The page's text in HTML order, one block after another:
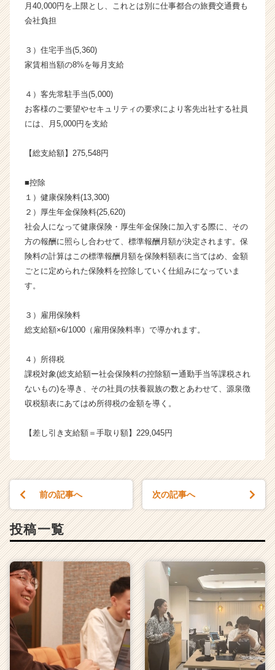
C
r）
月40,000円を上限とし、これとは別に仕事都合の旅費交通費も
会社負担
３）住宅手当(5,360)
家賃相当額の8%を毎月支給
４）客先常駐手当(5,000)
お客様のご要望やセキュリティの要求により客先出社する社員
には、月5,000円を支給
【総支給額】275,548円
■控除
１）健康保険料(13,300)
２）厚生年金保険料(25,620)
社会人になって健康保険・厚生年金保険に加入する際に、その
方の報酬に照らし合わせて、標準報酬月額が決定されます。保
険料の計算はこの標準報酬月額を保険料額表に当てはめ、金額
ごとに定められた保険料を控除していく仕組みになっていま
す。
３）雇用保険料
総支給額×6/1000（雇用保険料率）で導かれます。
４）所得税
課税対象(総支給額ー社会保険料の控除額ー通勤手当等課税され
ないもの)を導き、その社員の扶養親族の数とあわせて、源泉徴
収税額表にあてはめ所得税の金額を導く。
【差し引き支給額＝手取り額】229,045円
前の記事へ 次の記事へ
投稿一覧